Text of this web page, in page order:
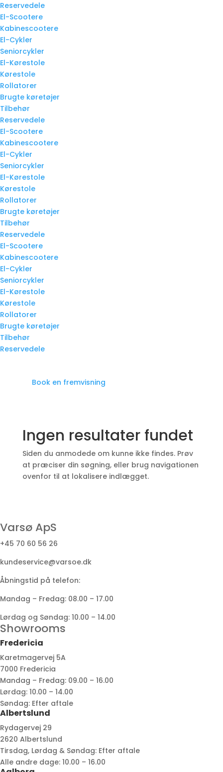
Reservedele
El-Scootere
Kabinescootere
El-Cykler
Seniorcykler
El-Kørestole
Kørestole
Rollatorer
Brugte køretøjer
Tilbehør
Reservedele
El-Scootere
Kabinescootere
El-Cykler
Seniorcykler
El-Kørestole
Kørestole
Rollatorer
Brugte køretøjer
Tilbehør
Reservedele
El-Scootere
Kabinescootere
El-Cykler
Seniorcykler
El-Kørestole
Kørestole
Rollatorer
Brugte køretøjer
Tilbehør
Reservedele
Book en fremvisning
Ingen resultater fundet
Siden du anmodede om kunne ikke findes. Prøv
at præciser din søgning, eller brug navigationen
ovenfor til at lokalisere indlægget.
Varsø ApS
+45 70 60 56 26
kundeservice@varsoe.dk
Åbningstid på telefon:
Mandag – Fredag: 08.00 – 17.00
Lørdag og Søndag: 10.00 – 14.00
Showrooms
Fredericia
Karetmagervej 5A
7000 Fredericia
Mandag – Fredag: 09.00 – 16.00
Lørdag: 10.00 – 14.00
Søndag: Efter aftale
Albertslund
Rydagervej 29
2620 Albertslund
Tirsdag, Lørdag & Søndag: Efter aftale
Alle andre dage: 10.00 – 16.00